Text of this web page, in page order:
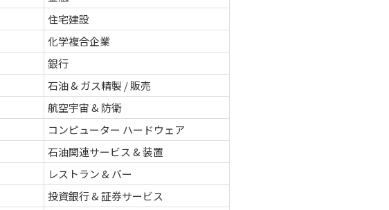
住宅建設
化学複合企業
銀行
石油 & ガス精製 / 販売
航空宇宙 & 防衛
コンピューター ハードウェア
石油関連サービス & 装置
レストラン & バー
投資銀行 & 証券サービス